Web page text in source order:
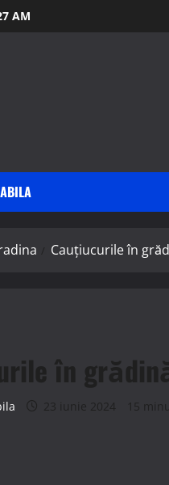
AM
Cauțiucurile în
în
23 iunie 2024 15